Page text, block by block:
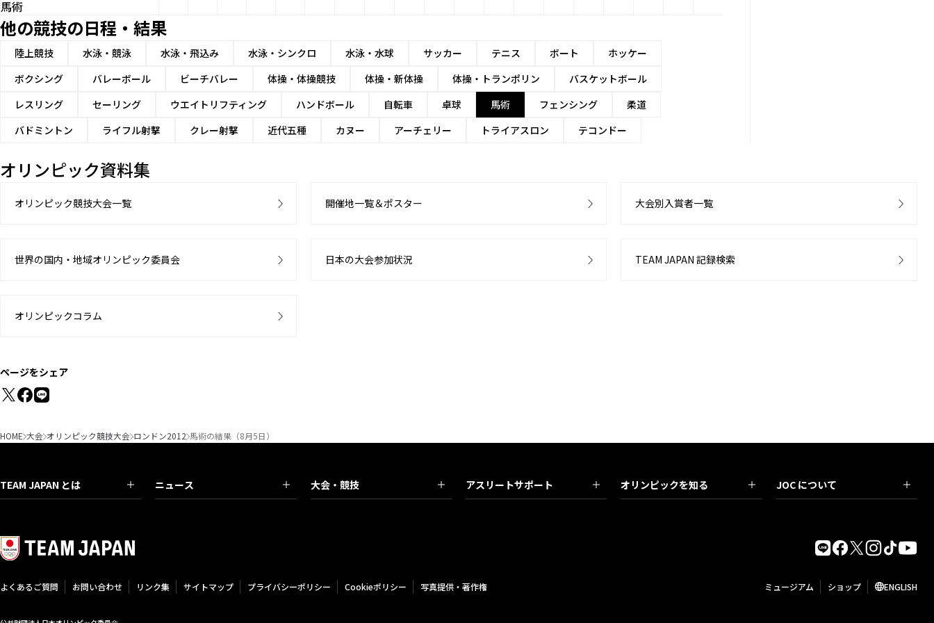
馬術
他の競技の日程・結果
陸上競技 水泳・競泳 水泳・飛込み 水泳・シンクロ 水泳・水球 サッカー テニス ボート
ホッケー
ボクシング
バレーボール ビーチバレー 体操・体操競技 体操・新体操 体操・トランポリン
バスケットボール
レスリング
セーリング ウエイトリフティング ハンドボール 自転車 卓球 馬術 フェンシング
柔道
バドミントン
ライフル射撃 クレー射撃 近代五種 カヌー アーチェリー トライアスロン テコンドー
オリンピック資料集
オリンピック競技大会一覧 開催地一覧＆ポスター 大会別入賞者一覧
世界の国内・地域オリンピック委員会 日本の大会参加状況 TEAM JAPAN 記録検索
オリンピックコラム
ページをシェア
HOME 大会 オリンピック競技大会 ロンドン2012 馬術の結果（8月5日）
TEAM JAPAN とは ニュース 大会・競技 アスリートサポート オリンピックを知る JOC について
よくあるご質問 お問い合わせ リンク集 サイトマップ プライバシーポリシー Cookieポリシー 写真提供・著作権 ミュージアム ショップ ENGLISH